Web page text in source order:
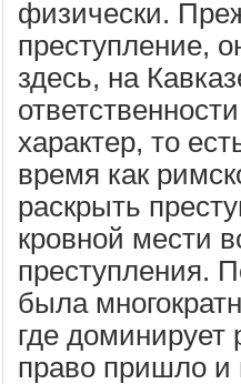
физически.
преступление,
здесь, на
характер, то
время как
раскрыть
кровной мести
преступления.
была
где доминирует
право пришло и